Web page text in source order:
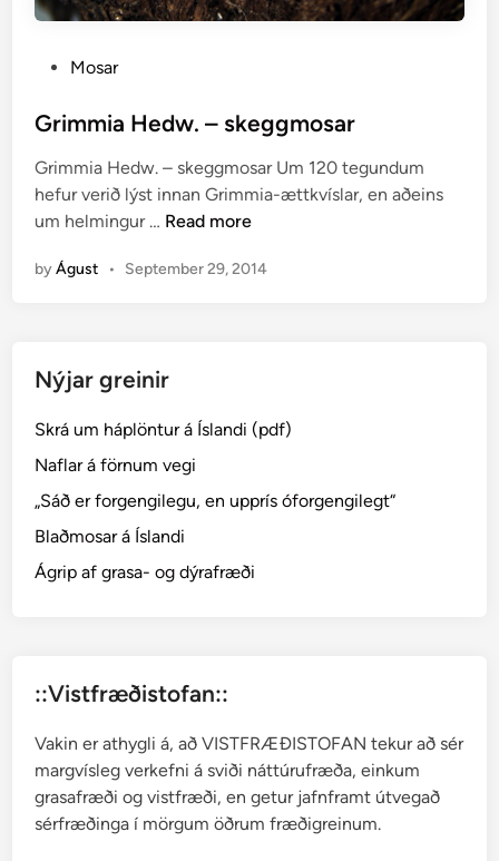
s
e
d
i
Mosar
Grimmia Hedw. – skeggmosar
Grimmia Hedw. – skeggmosar Um 120 tegundum
hefur verið lýst innan Grimmia-ættkvíslar, en aðeins
um helmingur … G
i
a
e
d
–
s
m
s
a
r
Read more
byÁgust • September 29, 2014
Nýjar greinir
Skrá um háplöntur á Íslandi (pdf)
Naflar á förnum vegi
„Sáð er forgengilegu, en upprís óforgengilegt“
Blaðmosar á Íslandi
Ágrip af grasa- og dýrafræði
::Vistfræðistofan::
Vakin er athygli á, að VISTFRÆÐISTOFAN tekur að sér
margvísleg verkefni á sviði náttúrufræða, einkum
grasafræði og vistfræði, en getur jafnframt útvegað
sérfræðinga í mörgum öðrum fræðigreinum.